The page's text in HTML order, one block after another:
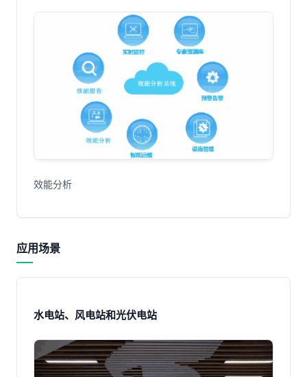
效能分析
应用场景
水电站、风电站和光伏电站